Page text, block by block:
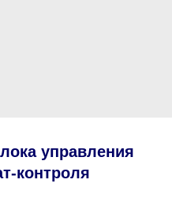
управления
контроля